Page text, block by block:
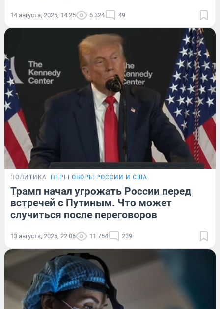
14 августа, 2025, 14:25 6 324 49
ПОЛИТИКА ПЕРЕГОВОРЫ РОССИИ И США
Трамп начал угрожать России перед
встречей с Путиным. Что может
случиться после переговоров
13 августа, 2025, 22:06 11 754 239